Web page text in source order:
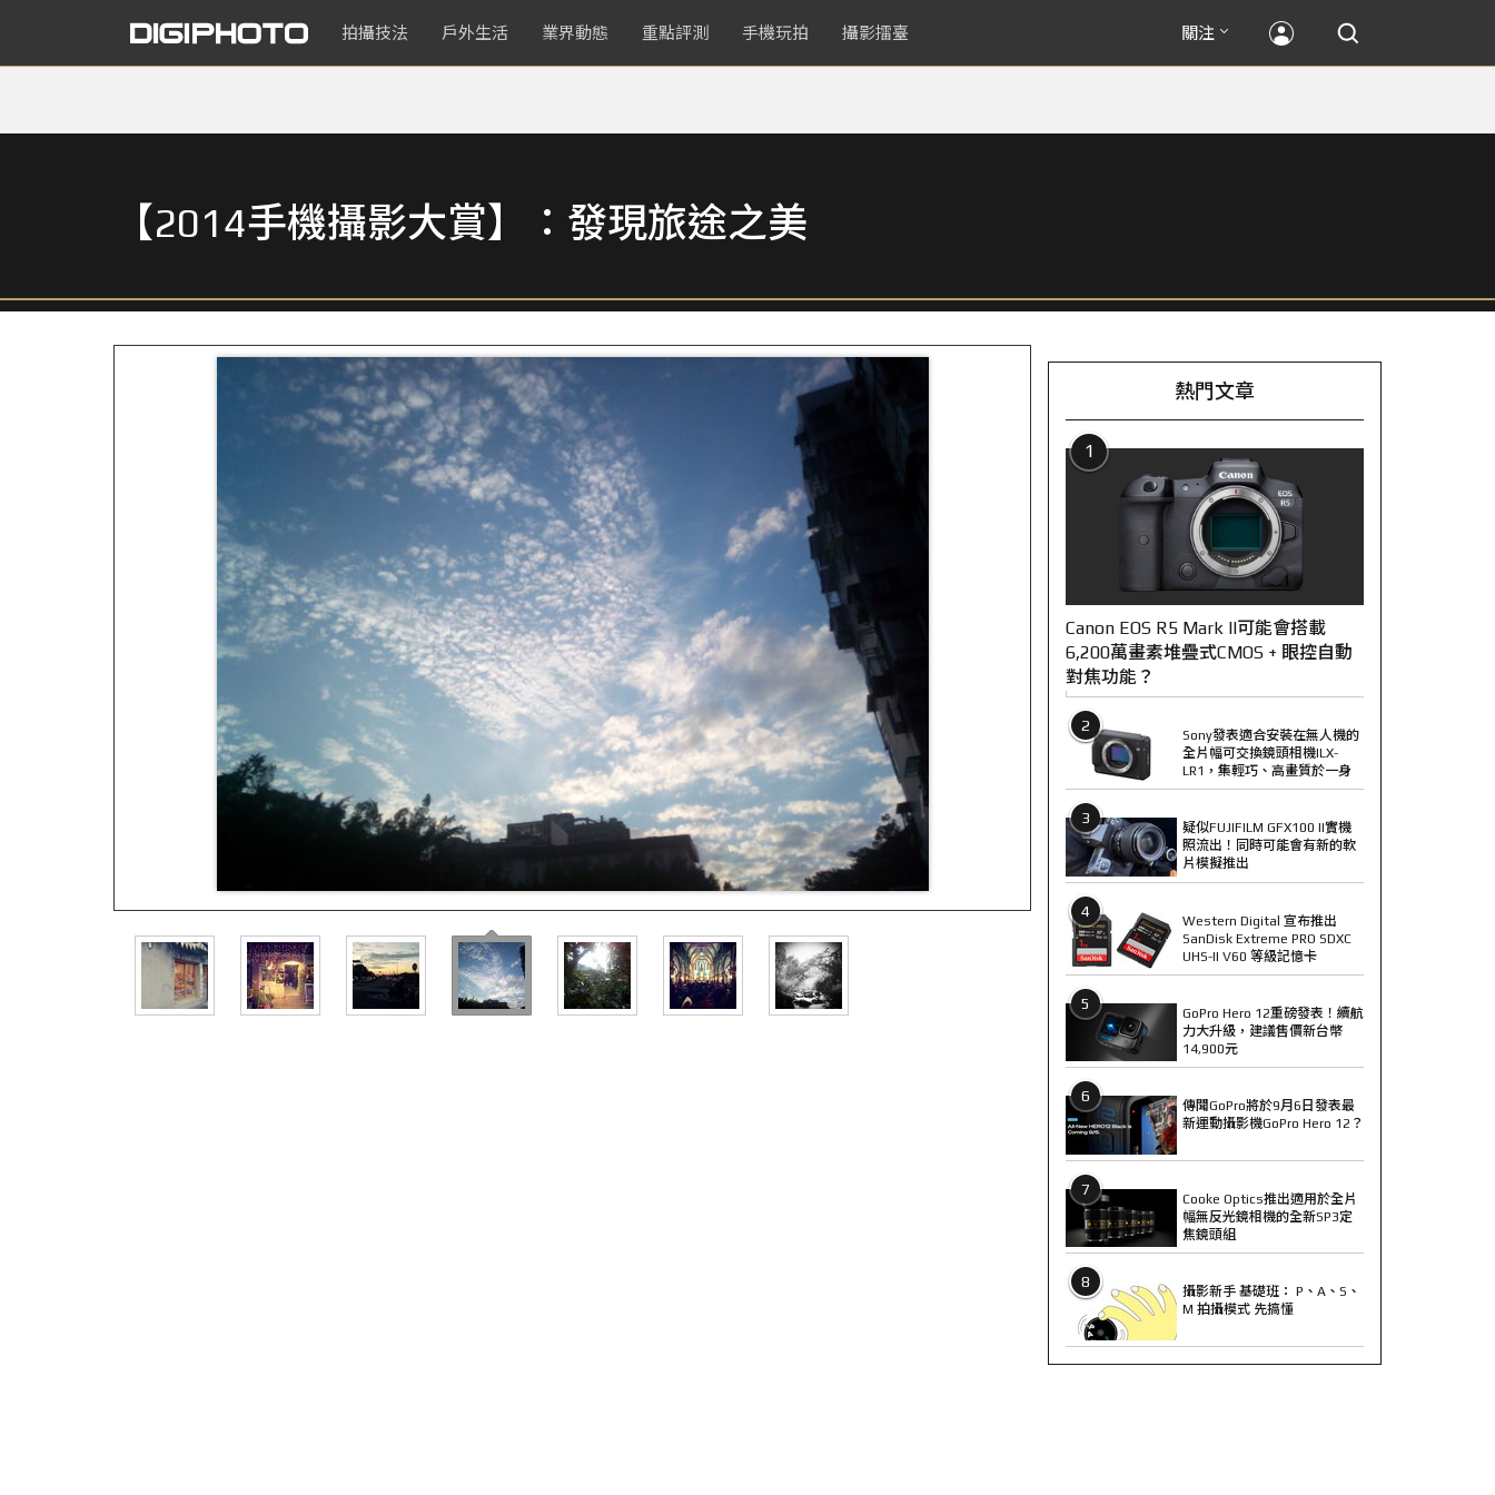
拍攝技法 戶外生活 業界動態 重點評測 手機玩拍 攝影擂臺 關注
【2014手機攝影大賞】：發現旅途之美
熱門文章
1
Canon EOS R5 Mark II可能會搭載
6,200萬畫素堆疊式CMOS + 眼控自動
對焦功能？
2
Sony發表適合安裝在無人機的
全片幅可交換鏡頭相機ILX-
LR1，集輕巧、高畫質於一身
3
疑似FUJIFILM GFX100 II實機
照流出！同時可能會有新的軟
片模擬推出
4
Western Digital 宣布推出
SanDisk Extreme PRO SDXC
UHS-II V60 等級記憶卡
5
GoPro Hero 12重磅發表！續航
力大升級，建議售價新台幣
14,900元
6
傳聞GoPro將於9月6日發表最
新運動攝影機GoPro Hero 12？
7
Cooke Optics推出適用於全片
幅無反光鏡相機的全新SP3定
焦鏡頭組
8
攝影新手 基礎班： P、A、S、
M 拍攝模式 先搞懂